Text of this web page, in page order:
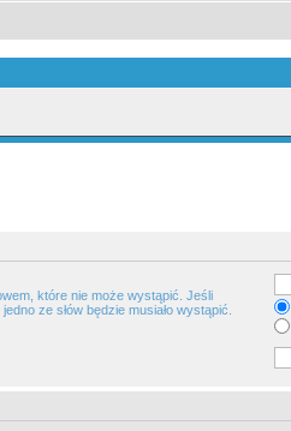
które nie może wystąpić. Jeśli
ze słów będzie musiało wystąpić.